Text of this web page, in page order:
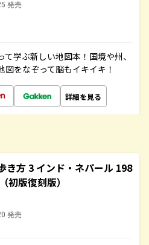
発売
学ぶ新しい地図本！国境や州、
をなぞって脳もイキイキ！
詳細を見る
き方 3 インド・ネパール 198
初版復刻版）
発売